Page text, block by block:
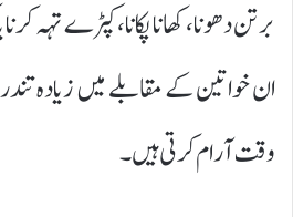
برتن دھونا، کھانا پکانا، کپڑے تہہ
ان خواتین کے مقابلے میں زیادہ
وقت آرام کرتی ہیں۔